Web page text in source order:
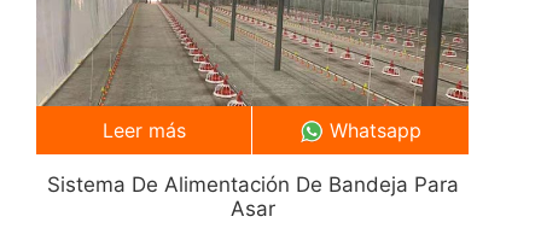
Sistema De Alimentación De Bandeja Para
Asar
Leer más Whatsapp